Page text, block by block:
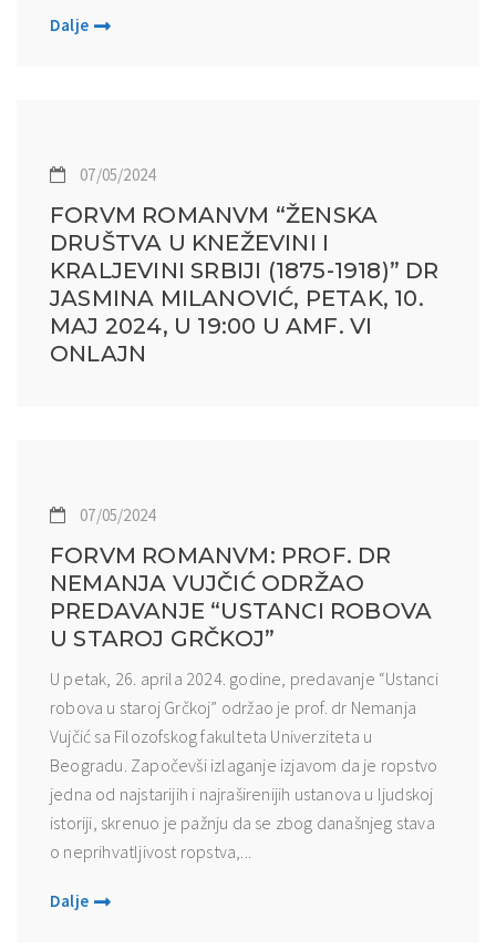
Dalje
07/05/2024
FORVM ROMANVM “ŽENSKA
DRUŠTVA U KNEŽEVINI I
KRALJEVINI SRBIJI (1875-1918)” DR
JASMINA MILANOVIĆ, PETAK, 10.
MAJ 2024, U 19:00 U AMF. VI
ONLAJN
07/05/2024
FORVM ROMANVM: PROF. DR
NEMANJA VUJČIĆ ODRŽAO
PREDAVANJE “USTANCI ROBOVA
U STAROJ GRČKOJ”
U petak, 26. aprila 2024. godine, predavanje “Ustanci
robova u staroj Grčkoj” održao je prof. dr Nemanja
Vujčić sa Filozofskog fakulteta Univerziteta u
Beogradu. Započevši izlaganje izjavom da je ropstvo
jedna od najstarijih i najraširenijih ustanova u ljudskoj
istoriji, skrenuo je pažnju da se zbog današnjeg stava
o neprihvatljivost ropstva,...
Dalje